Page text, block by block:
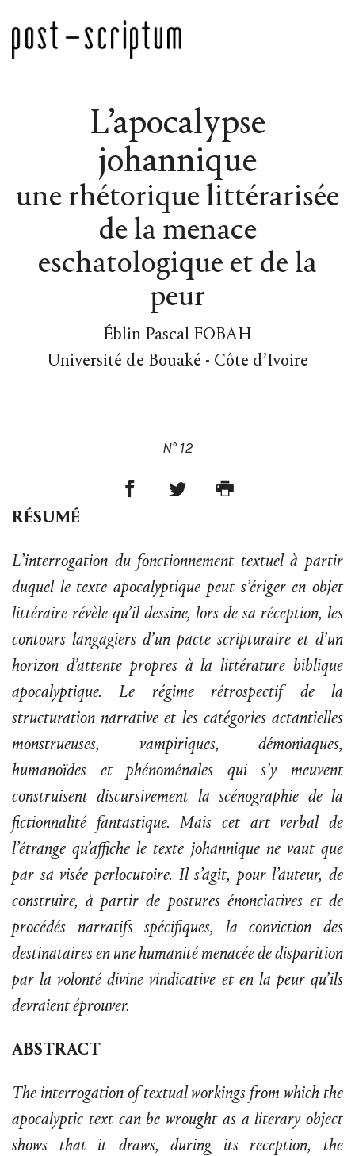
L’apocalypse
johannique
une rhétorique littérarisée
de la menace
eschatologique et de la
peur
Éblin Pascal FOBAH
Université de Bouaké - Côte d’Ivoire
N° 12
RÉSUMÉ
L’interrogation du fonctionnement textuel à partir
duquel le texte apocalyptique peut s’ériger en objet
littéraire révèle qu’il dessine, lors de sa réception, les
contours langagiers d’un pacte scripturaire et d’un
horizon d’attente propres à la littérature biblique
apocalyptique. Le régime rétrospectif de la
structuration narrative et les catégories actantielles
monstrueuses, vampiriques, démoniaques,
humanoïdes et phénoménales qui s’y meuvent
construisent discursivement la scénographie de la
fictionnalité fantastique. Mais cet art verbal de
l’étrange qu’affiche le texte johannique ne vaut que
par sa visée perlocutoire. Il s’agit, pour l’auteur, de
construire, à partir de postures énonciatives et de
procédés narratifs spécifiques, la conviction des
destinataires en une humanité menacée de disparition
par la volonté divine vindicative et en la peur qu’ils
devraient éprouver.
ABSTRACT
The interrogation of textual workings from which the
apocalyptic text can be wrought as a literary object
shows that it draws, during its reception, the